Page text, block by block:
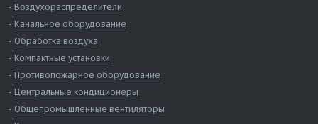
Воздухораспределители
Канальное оборудование
Обработка воздуха
Компактные установки
Противопожарное оборудование
Центральные кондиционеры
Общепромышленные вентиляторы